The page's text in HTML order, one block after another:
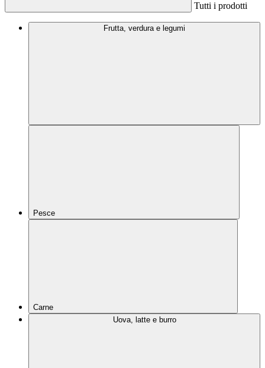
Tutti i prodotti
Frutta, verdura e legumi
Pesce
Carne
Uova, latte e burro